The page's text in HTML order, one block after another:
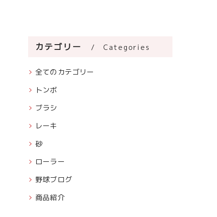
カテゴリー Categories
全てのカテゴリー
トンボ
ブラシ
レーキ
砂
ローラー
野球ブログ
商品紹介